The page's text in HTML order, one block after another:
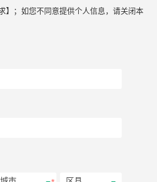
】；如您不同意提供个人信息，请关闭本